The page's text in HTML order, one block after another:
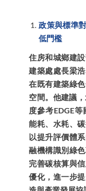
政策與標準
低門檻
住房和城鄉建
建築處處長梁
在既有建築綠
空間。他建議
度參考EDGE
能耗、水耗、
以提升評價體
融機構識別綠
完善碳核算與
優化，進一步